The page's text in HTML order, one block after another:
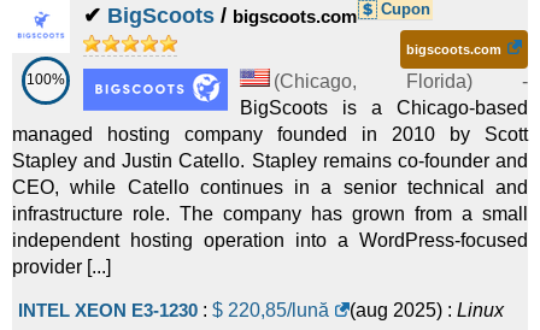
E24 Active L
:PLN 531,36/lună (iul 2025) :
Linux/Windows Dedicat
R7 Simple XL : PLN 553,50/lună (iul 2025 ) :
Linux/Windows
Dedicat
E24 Active XL :PLN 564,57/lună (iul 2025) :
Linux/Windows Dedicat
G3 Pro L
Linux/Windows Dedicat
100%
✔ BigScoots / bigscoots.com Cupon
bigscoots.com
(Chicago, Florida) -
BigScoots is a Chicago-based
managed hosting company founded in 2010 by Scott
Stapley and Justin Catello. Stapley remains co-founder and
CEO, while Catello continues in a senior technical and
infrastructure role. The company has grown from a small
independent hosting operation into a WordPress-focused
provider [...]
INTEL XEON E3-1230 : $ 220,85/lună (aug 2025) : Linux